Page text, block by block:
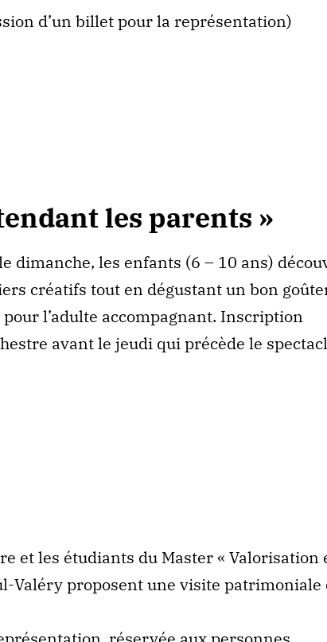
d’un billet pour la représentation)
les parents »
dimanche, les enfants (6 – 10 ans)
créatifs tout en dégustant un bon
pour l’adulte accompagnant. Inscription
avant le jeudi qui précède le
et les étudiants du Master « Valorisation
Valéry proposent une visite patrimoniale